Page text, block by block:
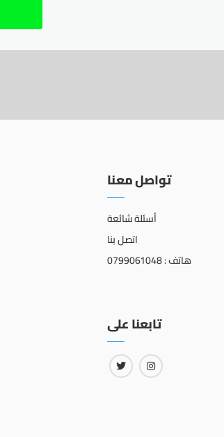
تواصل معنا
أسئلة شائعة
اتصل بنا
هاتف : 0799061048
تابعنا على